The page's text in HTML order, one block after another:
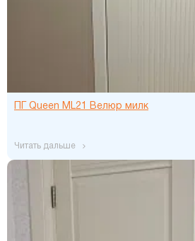
ПГ Queen ML21 Велюр милк
читать дальше